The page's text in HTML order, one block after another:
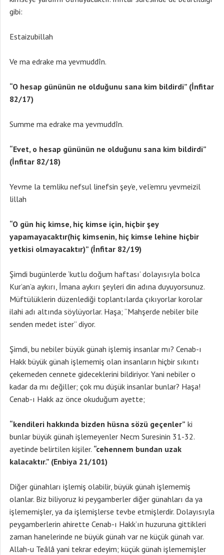
gibi:
Estaizubillah
Ve ma edrake ma yevmuddîn.
“O hesap gününün ne olduğunu sana kim bildirdi” (İnfitar
82/17)
Summe ma edrake ma yevmuddîn.
“Evet, o hesap gününün ne olduğunu sana kim bildirdi”
(İnfitar 82/18)
Yevme la temliku nefsul linefsin şey’e, vel’emru yevmeizil
lillah
“O gün hiç kimse, hiç kimse için, hiçbir şey
yapamayacaktır(hiç kimsenin, hiç kimse lehine hiçbir
yetkisi olmayacaktır)” (İnfitar 82/19)
Şimdi bugünlerde ‘kutlu doğum haftası’ dolayısıyla bolca
Kur’an’a aykırı, İmana aykırı şeyleri din adına duyuyorsunuz.
Müftülüklerin düzenlediği toplantılarda çıkıyorlar korolar
ilahi adı altında söylüyorlar. Haşa; “Mahşerde nebiler bile
senden medet ister” diyor.
Şimdi, bu nebiler büyük günah işlemiş insanlar mı? Cenab-ı
Hakk büyük günah işlememiş olan insanların hiçbir sıkıntı
çekemeden cennete gideceklerini bildiriyor. Yani nebiler o
kadar da mı değiller; çok mu düşük insanlar bunlar? Haşa!
Cenab-ı Hakk az önce okuduğum ayette;
“kendileri hakkında bizden hüsna sözü geçenler” ki
bunlar büyük günah işlemeyenler Necm Suresinin 31-32.
ayetinde belirtilen kişiler. “cehennem bundan uzak
kalacaktır.” (Enbiya 21/101)
Diğer günahları işlemiş olabilir, büyük günah işlememiş
olanlar. Biz biliyoruz ki peygamberler diğer günahları da ya
işlememişler, ya da işlemişlerse tevbe etmişlerdir. Dolayısıyla
peygamberlerin ahirette Cenab-ı Hakk’ın huzuruna gittikleri
zaman hanelerinde ne büyük günah var ne küçük günah var.
Allah-u Teâlâ yani tekrar edeyim; küçük günah işlememişler